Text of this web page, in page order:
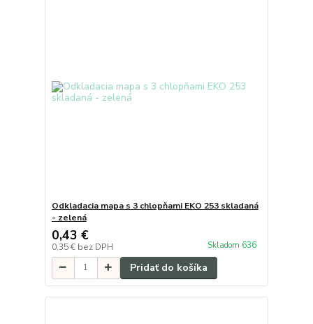
Odkladacia mapa s 3 chlopňami EKO 253 skladaná
- zelená
0,43 €
0,35 € bez DPH Skladom 636
Pridať do košíka